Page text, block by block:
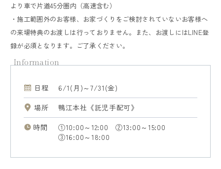
より車で片道45分圏内（高速含む）
・施工範囲外のお客様、お家づくりをご検討されていないお客様へ
の来場特典のお渡しは行っておりません。また、お渡しにはLINE登
録が必須となります。ご了承ください。
日程
6/1(月)～7/31(金)
場所
鴨江本社《託児手配可》
時間
①10:00～12:00 ②13:00～15:00
③16:00～18:00